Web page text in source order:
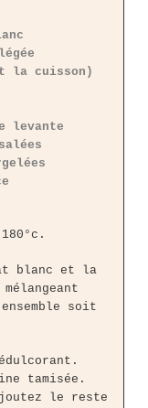
la cuisson)
levante
blanc et la
soit
tamisée.
le reste